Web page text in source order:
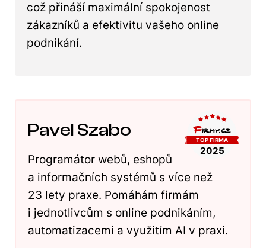
což přináší maximální spokojenost
zákazníků a efektivitu vašeho online
podnikání.
Pavel Szabo
Programátor webů, eshopů
a informačních systémů s více než
23 lety praxe. Pomáhám firmám
i jednotlivcům s online podnikáním,
automatizacemi a využitím AI v praxi.